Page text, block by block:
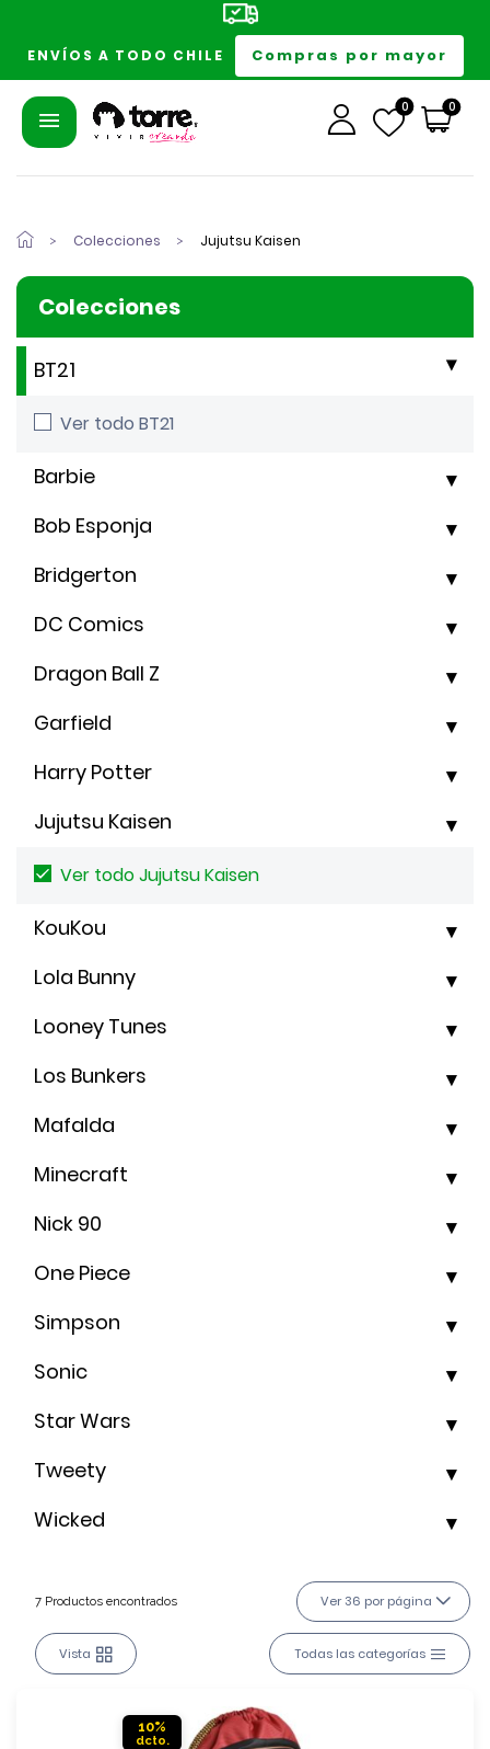
ENVÍOS A TODO CHILE Compras por mayor
0 0
Colecciones Jujutsu Kaisen
Colecciones
Ver todo BT21
BT21
Barbie
Bob Esponja
Bridgerton
DC Comics
Dragon Ball Z
Garfield
Harry Potter
Ver todo Jujutsu Kaisen
Jujutsu Kaisen
KouKou
Lola Bunny
Looney Tunes
Los Bunkers
Mafalda
Minecraft
Nick 90
One Piece
Simpson
Sonic
Star Wars
Tweety
Wicked
7 Productos encontrados Ver 36 por página
Vista Todas las categorías
10%